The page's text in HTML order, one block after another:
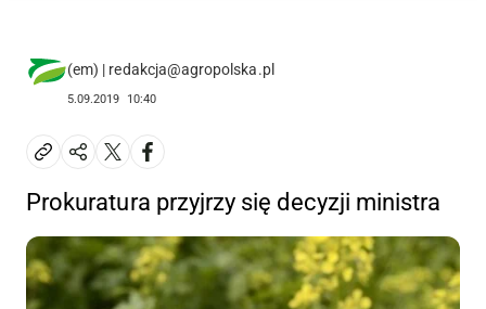
(em) | redakcja@agropolska.pl
5.09.2019 10:40
Prokuratura przyjrzy się decyzji ministra